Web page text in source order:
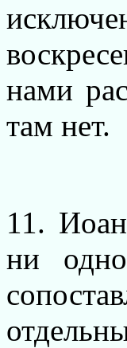
нами
там нет.
11.
ни